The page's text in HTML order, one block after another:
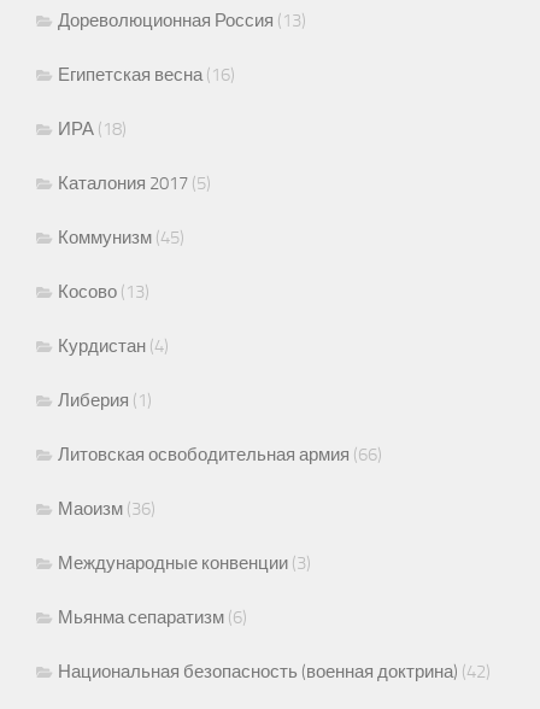
Дореволюционная Россия (13)
Египетская весна(16)
ИРА (18)
Каталония 2017 (5)
Коммунизм (45)
Косово (13)
Курдистан (4)
Либерия (1)
Литовская освободительная армия (66)
Маоизм (36)
Международные конвенции (3)
Мьянма сепаратизм (6)
Национальная безопасность (военная доктрина) (42)